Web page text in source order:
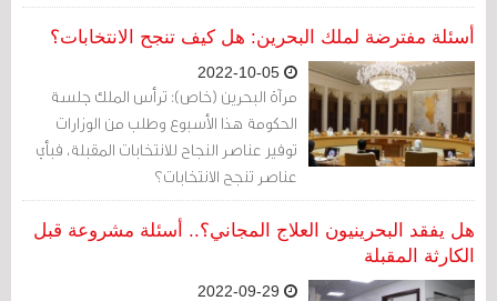
في البحرين التي تعيش تحت مجموعة كبيرة
من الأزمات غير المسبوقة.
أسئلة مفترضة لملك البحرين: هل كيف تنجح الانتخابات؟
مرآة البحرين (خاص): ترأس الملك جلسة
الحكومة هذا الأسبوع وطلب من الوزارات
توفير عناصر النجاح للانتخابات المقبلة، فبأي
عناصر تنجح الانتخابات؟
هل يفقد البحرينيون العلاج المجاني؟.. أسئلة مشروعة قبل
الكارثة المقبلة